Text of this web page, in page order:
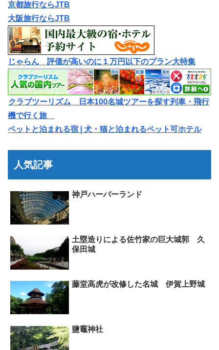
京都旅行ならJTB
大阪旅行ならJTB
じゃらん 評価が高いのに１万円以下のプラン大特集
クラブツーリズム 日本100名城ツアーを探す列車・飛行
機で行く旅
ペットと泊まれる宿 | 犬・猫と泊まれるペット可ホテル
人気記事
神戸ハーバーランド
土塁造りによる佐竹家の巨大城郭 久
保田城
藤堂高虎が改修した名城 伊賀上野城
鹽竈神社